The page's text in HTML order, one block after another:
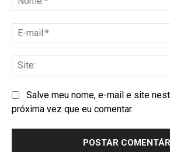
Salve meu nome, e-mail e site
próxima vez que eu comentar.